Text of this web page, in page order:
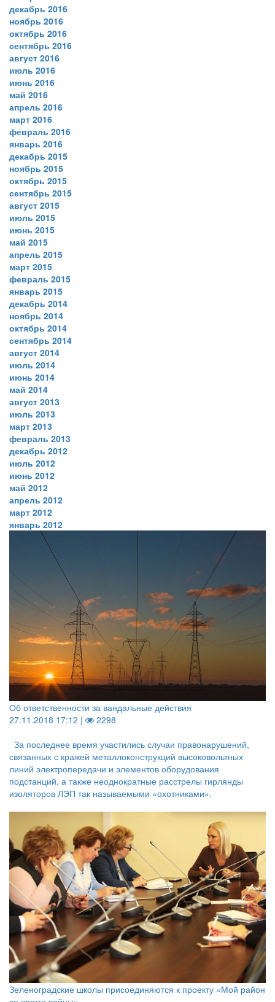
декабрь 2016
ноябрь 2016
октябрь 2016
сентябрь 2016
август 2016
июль 2016
июнь 2016
май 2016
апрель 2016
март 2016
февраль 2016
январь 2016
декабрь 2015
ноябрь 2015
октябрь 2015
сентябрь 2015
август 2015
июль 2015
июнь 2015
май 2015
апрель 2015
март 2015
февраль 2015
январь 2015
декабрь 2014
ноябрь 2014
октябрь 2014
сентябрь 2014
август 2014
июль 2014
июнь 2014
май 2014
август 2013
июль 2013
март 2013
февраль 2013
декабрь 2012
июль 2012
июнь 2012
май 2012
апрель 2012
март 2012
январь 2012
Об ответственности за вандальные действия
27.11.2018 17:12 |
2298
За последнее время участились случаи правонарушений,
связанных с кражей металлоконструкций высоковольтных
линий электропередачи и элементов оборудования
подстанций, а также неоднократные расстрелы гирлянды
изоляторов ЛЭП так называемыми «охотниками».
Зеленоградские школы присоединяются к проекту «Мой район